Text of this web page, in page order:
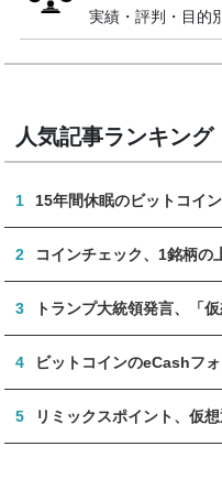
実績・評判・目的
人気記事ランキング
1 15年間休眠のビットコイ
2 コインチェック、1銘柄の
3 トランプ大統領発言、「
4 ビットコインのeCashフ
5 リミックスポイント、仮